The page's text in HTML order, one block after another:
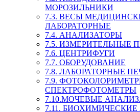
МОРОЗИЛЬНИКИ
7.3. ВЕСЫ
ЛАБОРАТОРНЫЕ
7.4. АНАЛИЗАТОРЫ
7.5. ИЗМЕРИТЕЛЬНЫЕ
7.6. ЦЕНТРИФУГИ
7.7. ОБОРУДОВАНИЕ
7.8. ЛАБОРАТОРНЫЕ
7.9.
СПЕКТРОФОТОМЕТРЫ
7.10.МОЧЕВЫЕ
7.11.